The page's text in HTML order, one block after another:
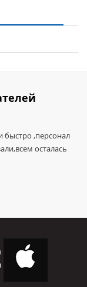
быстро ,персонал
осталась